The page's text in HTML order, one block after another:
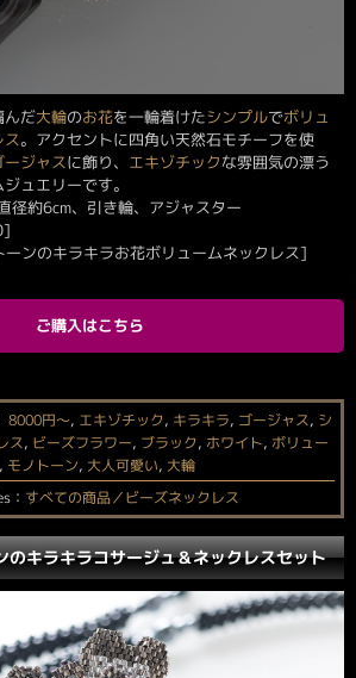
んだ大輪のお花を一輪着けたシンプルでボリュ
。アクセントに四角い天然石モチーフを使
ージャスに飾り、 エキゾチックな雰囲気の漂う
ュエリーです。
径約6cm、引き輪、アジャスター
ンのキラキラお花ボリュームネックレス]
ご購入はこちら
8000円〜, エキゾチック, キラキラ, ゴージャス, シ
ス, ビーズフラワー, ブラック, ホワイト, ボリュー
, モノトーン, 大人可愛い, 大輪
： すべての商品／ビーズネックレス
キラキラコサージュ＆ネックレスセット